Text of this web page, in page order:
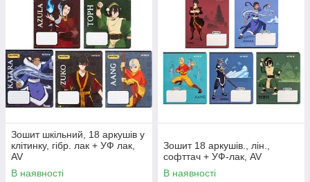
Зошит шкільний, 18 аркушів у
клітинку, гібр. лак + УФ лак,
AV
В наявності
Зошит 18 аркушів., лін.,
софттач + УФ-лак, AV
В наявності